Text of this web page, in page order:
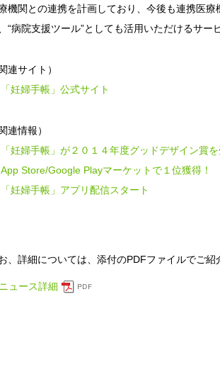
機関との連携を計画しており、今後も連携医
“病院支援ツール”としても活用いただけるサー
関連サイト）
「妊婦手帳」公式サイト
連情報）
「妊婦手帳」が２０１４年度グッドデザイン賞
App Store/Google Playマーケットで１位獲得！
「妊婦手帳」アプリ配信スタート
、詳細については、添付のPDFファイルでご紹
ニュース詳細